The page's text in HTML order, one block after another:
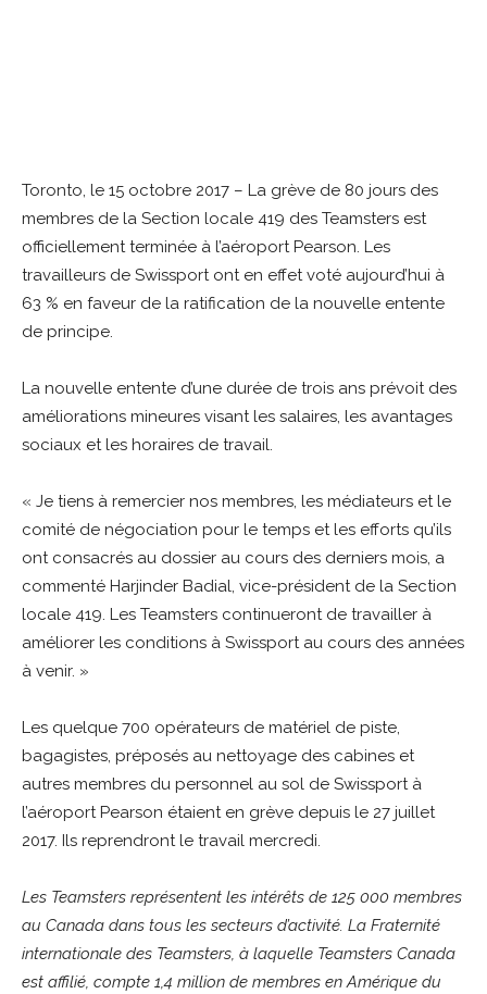
Toronto, le 15 octobre 2017 – La grève de 80 jours des
membres de la Section locale 419 des Teamsters est
officiellement terminée à l’aéroport Pearson. Les
travailleurs de Swissport ont en effet voté aujourd’hui à
63 % en faveur de la ratification de la nouvelle entente
de principe.
La nouvelle entente d’une durée de trois ans prévoit des
améliorations mineures visant les salaires, les avantages
sociaux et les horaires de travail.
« Je tiens à remercier nos membres, les médiateurs et le
comité de négociation pour le temps et les efforts qu’ils
ont consacrés au dossier au cours des derniers mois, a
commenté Harjinder Badial, vice-président de la Section
locale 419. Les Teamsters continueront de travailler à
améliorer les conditions à Swissport au cours des années
à venir. »
Les quelque 700 opérateurs de matériel de piste,
bagagistes, préposés au nettoyage des cabines et
autres membres du personnel au sol de Swissport à
l’aéroport Pearson étaient en grève depuis le 27 juillet
2017. Ils reprendront le travail mercredi.
Les Teamsters représentent les intérêts de 125 000 membres
au Canada dans tous les secteurs d’activité. La Fraternité
internationale des Teamsters, à laquelle Teamsters Canada
est affilié, compte 1,4 million de membres en Amérique du